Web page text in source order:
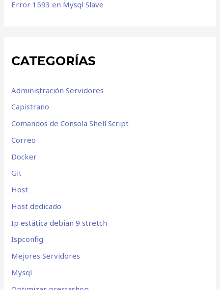
Error 1593 en Mysql Slave
CATEGORÍAS
Administración Servidores
Capistrano
Comandos de Consola Shell Script
Correo
Docker
Git
Host
Host dedicado
Ip estática debian 9 stretch
Ispconfig
Mejores Servidores
Mysql